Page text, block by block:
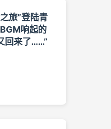
旅”登陆青
响起的
回来了……”